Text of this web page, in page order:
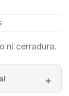
ni cerradura.